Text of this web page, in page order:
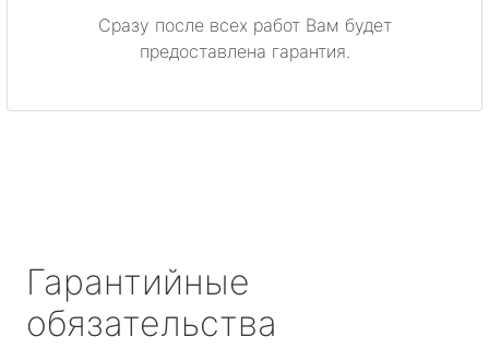
Сразу после всех работ Вам будет
предоставлена гарантия.
Гарантийные
обязательства